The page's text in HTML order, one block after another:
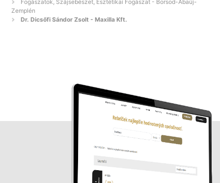
Fogászatok, Szájsebészet, Esztétikai Fogászat - Borsod-Abaúj-
Zemplén
Dr. Dicsőfi Sándor Zsolt - Maxilla Kft.